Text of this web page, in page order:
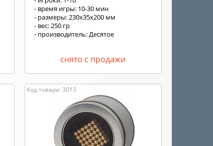
- время игры: 10-30 мин
- размеры: 230x35x200 мм
- вес: 250 гр
- производитель: Десятое
снято с продажи
Код товара: 3013